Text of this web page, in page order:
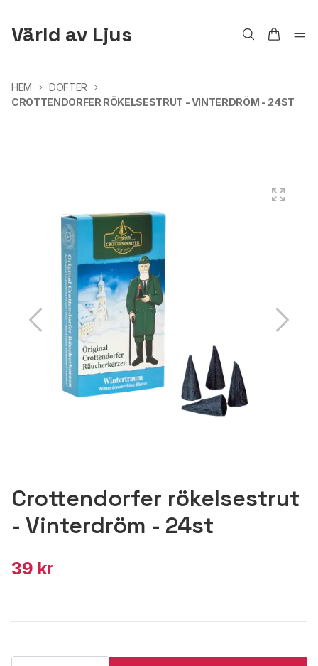
Värld av Ljus
HEM
DOFTER
CROTTENDORFER RÖKELSESTRUT - VINTERDRÖM - 24ST
Crottendorfer rökelsestrut
- Vinterdröm - 24st
39 kr